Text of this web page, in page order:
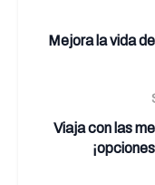
Mejora la vida
Viaja con las